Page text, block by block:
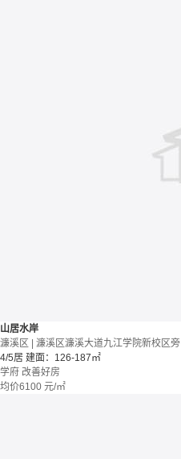
山居水岸
濂溪区 | 濂溪区濂溪大道九江学院新校区旁
4/5居 建面：126-187㎡
学府 改善好房
均价6100 元/㎡